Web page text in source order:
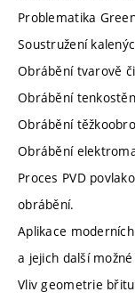
Problematika
Soustružení
Obrábění tvarově
Obrábění
Obrábění
Obrábění
Proces PVD
obrábění.
Aplikace
a jejich další
Vliv geometrie